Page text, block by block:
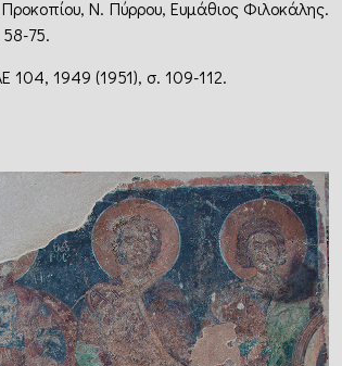
Ν. Πύρρου, Ευμάθιος Φιλοκάλης.
75.
1949 (1951), σ. 109-112.